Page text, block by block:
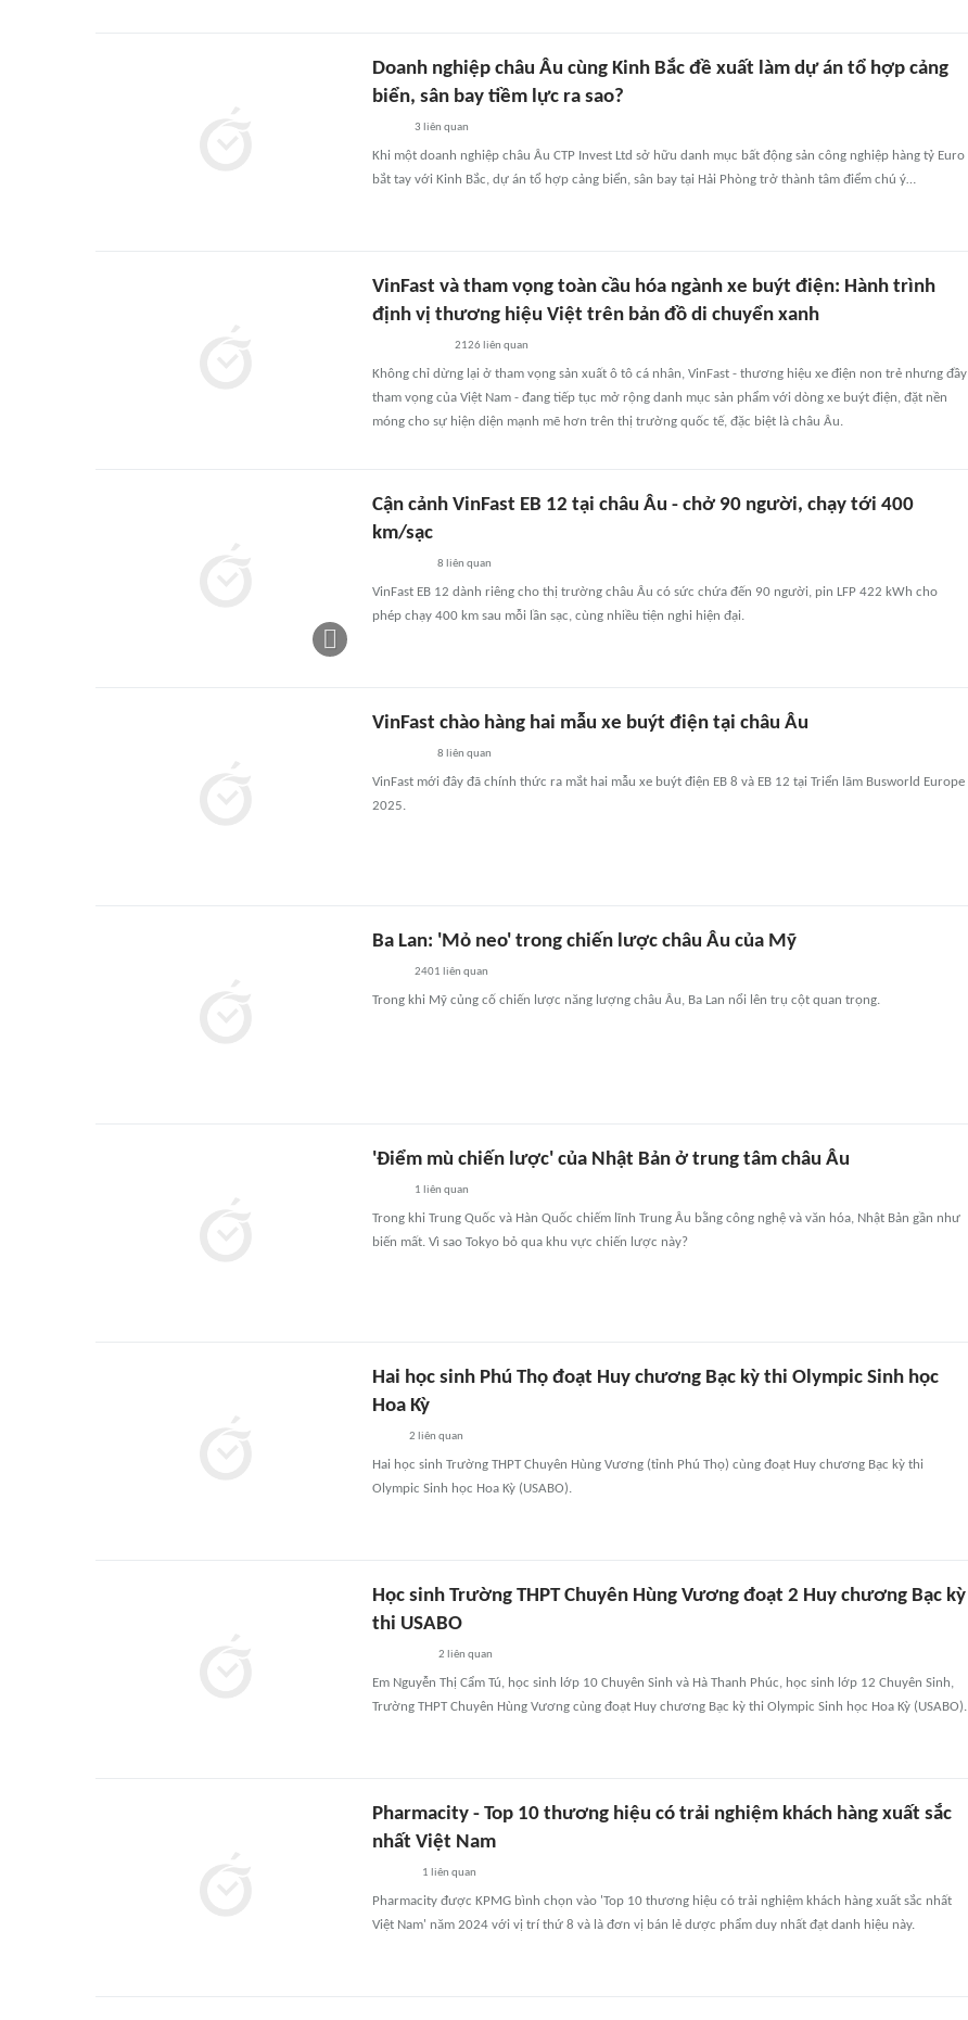
Doanh nghiệp châu Âu cùng Kinh Bắc đề xuất làm dự án tổ hợp cảng
biển, sân bay tiềm lực ra sao?
3 liên quan
Khi một doanh nghiệp châu Âu CTP Invest Ltd sở hữu danh mục bất động sản công nghiệp hàng tỷ Euro
bắt tay với Kinh Bắc, dự án tổ hợp cảng biển, sân bay tại Hải Phòng trở thành tâm điểm chú ý…
VinFast và tham vọng toàn cầu hóa ngành xe buýt điện: Hành trình
định vị thương hiệu Việt trên bản đồ di chuyển xanh
2126 liên quan
Không chỉ dừng lại ở tham vọng sản xuất ô tô cá nhân, VinFast - thương hiệu xe điện non trẻ nhưng đầy
tham vọng của Việt Nam - đang tiếp tục mở rộng danh mục sản phẩm với dòng xe buýt điện, đặt nền
móng cho sự hiện diện mạnh mẽ hơn trên thị trường quốc tế, đặc biệt là châu Âu.
Cận cảnh VinFast EB 12 tại châu Âu - chở 90 người, chạy tới 400
km/sạc
8 liên quan
VinFast EB 12 dành riêng cho thị trường châu Âu có sức chứa đến 90 người, pin LFP 422 kWh cho
phép chạy 400 km sau mỗi lần sạc, cùng nhiều tiện nghi hiện đại.
VinFast chào hàng hai mẫu xe buýt điện tại châu Âu
8 liên quan
VinFast mới đây đã chính thức ra mắt hai mẫu xe buýt điện EB 8 và EB 12 tại Triển lãm Busworld Europe
2025.
Ba Lan: 'Mỏ neo' trong chiến lược châu Âu của Mỹ
2401 liên quan
Trong khi Mỹ củng cố chiến lược năng lượng châu Âu, Ba Lan nổi lên trụ cột quan trọng.
'Điểm mù chiến lược' của Nhật Bản ở trung tâm châu Âu
1 liên quan
Trong khi Trung Quốc và Hàn Quốc chiếm lĩnh Trung Âu bằng công nghệ và văn hóa, Nhật Bản gần như
biến mất. Vì sao Tokyo bỏ qua khu vực chiến lược này?
Hai học sinh Phú Thọ đoạt Huy chương Bạc kỳ thi Olympic Sinh học
Hoa Kỳ
2 liên quan
Hai học sinh Trường THPT Chuyên Hùng Vương (tỉnh Phú Thọ) cùng đoạt Huy chương Bạc kỳ thi
Olympic Sinh học Hoa Kỳ (USABO).
Học sinh Trường THPT Chuyên Hùng Vương đoạt 2 Huy chương Bạc kỳ
thi USABO
2 liên quan
Em Nguyễn Thị Cẩm Tú, học sinh lớp 10 Chuyên Sinh và Hà Thanh Phúc, học sinh lớp 12 Chuyên Sinh,
Trường THPT Chuyên Hùng Vương cùng đoạt Huy chương Bạc kỳ thi Olympic Sinh học Hoa Kỳ (USABO).
Pharmacity - Top 10 thương hiệu có trải nghiệm khách hàng xuất sắc
nhất Việt Nam
1 liên quan
Pharmacity được KPMG bình chọn vào 'Top 10 thương hiệu có trải nghiệm khách hàng xuất sắc nhất
Việt Nam' năm 2024 với vị trí thứ 8 và là đơn vị bán lẻ dược phẩm duy nhất đạt danh hiệu này.